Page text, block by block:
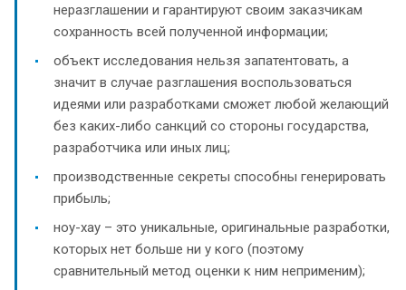
неразглашении и гарантируют своим заказчикам
сохранность всей полученной информации;
объект исследования нельзя запатентовать, а
значит в случае разглашения воспользоваться
идеями или разработками сможет любой желающий
без каких-либо санкций со стороны государства,
разработчика или иных лиц;
производственные секреты способны генерировать
прибыль;
ноу-хау – это уникальные, оригинальные разработки,
которых нет больше ни у кого (поэтому
сравнительный метод оценки к ним неприменим);